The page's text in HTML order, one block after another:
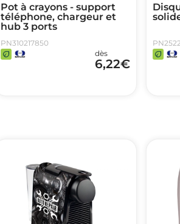
Pot à crayons - support
téléphone, chargeur et
hub 3 ports
PN310217850
dès
6,22€